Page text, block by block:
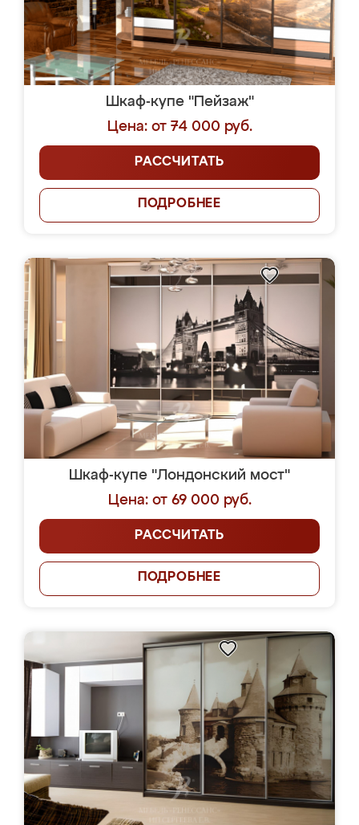
Шкаф-купе "Пейзаж"
Цена: от 74 000 руб.
РАССЧИТАТЬ
ПОДРОБНЕЕ
Шкаф-купе "Лондонский мост"
Цена: от 69 000 руб.
РАССЧИТАТЬ
ПОДРОБНЕЕ